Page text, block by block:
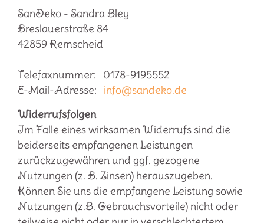
SanDeko - Sandra Bley
Breslauerstraße 84
42859 Remscheid
Telefaxnummer: 0178-9195552
E-Mail-Adresse: info@sandeko.de
Widerrufsfolgen
Im Falle eines wirksamen Widerrufs sind die
beiderseits empfangenen Leistungen
zurückzugewähren und ggf. gezogene
Nutzungen (z. B. Zinsen) herauszugeben.
Können Sie uns die empfangene Leistung sowie
Nutzungen (z.B. Gebrauchsvorteile) nicht oder